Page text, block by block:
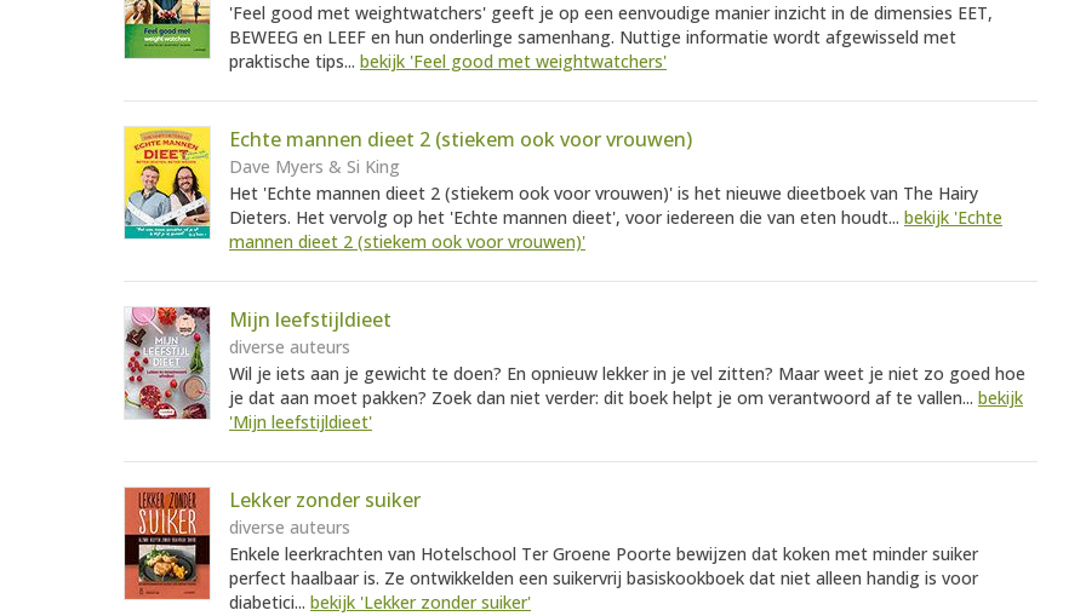
'Feel good met weightwatchers' geeft je op een eenvoudige manier inzicht in de dimensies EET,
BEWEEG en LEEF en hun onderlinge samenhang. Nuttige informatie wordt afgewisseld met
praktische tips... bekijk 'Feel good met weightwatchers'
Echte mannen dieet 2 (stiekem ook voor vrouwen)
Dave Myers & Si King
Het 'Echte mannen dieet 2 (stiekem ook voor vrouwen)' is het nieuwe dieetboek van The Hairy
Dieters. Het vervolg op het 'Echte mannen dieet', voor iedereen die van eten houdt... bekijk 'Echte
mannen dieet 2 (stiekem ook voor vrouwen)'
Mijn leefstijldieet
diverse auteurs
Wil je iets aan je gewicht te doen? En opnieuw lekker in je vel zitten? Maar weet je niet zo goed hoe
je dat aan moet pakken? Zoek dan niet verder: dit boek helpt je om verantwoord af te vallen... bekijk
'Mijn leefstijldieet'
Lekker zonder suiker
diverse auteurs
Enkele leerkrachten van Hotelschool Ter Groene Poorte bewijzen dat koken met minder suiker
perfect haalbaar is. Ze ontwikkelden een suikervrij basiskookboek dat niet alleen handig is voor
diabetici... bekijk 'Lekker zonder suiker'